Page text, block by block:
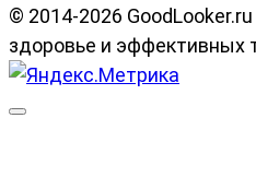
© 2014-2026
здоровье и эффективных